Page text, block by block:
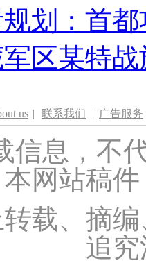
划：首
区某特
us | 联系我们 | 广告服务
信息，不
本网站稿
载、摘
追